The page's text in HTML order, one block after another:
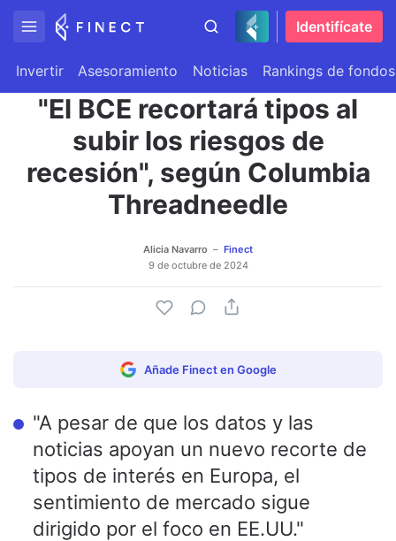
Identifícate
Invertir Asesoramiento Noticias Rankings de fondos
"El BCE recortará tipos al
subir los riesgos de
recesión", según Columbia
Threadneedle
Alicia Navarro
Finect
9 de octubre de 2024
Añade Finect en Google
"A pesar de que los datos y las
noticias apoyan un nuevo recorte de
tipos de interés en Europa, el
sentimiento de mercado sigue
dirigido por el foco en EE.UU."